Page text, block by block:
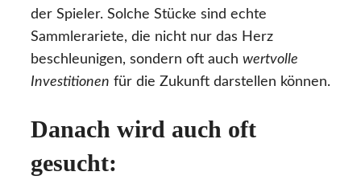
der Spieler. Solche Stücke sind echte
Sammlerariete, die nicht nur das Herz
beschleunigen, sondern oft auch wertvolle
Investitionen für die Zukunft darstellen können.
Danach wird auch oft
gesucht: